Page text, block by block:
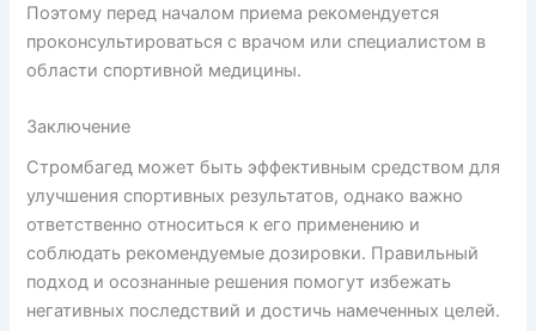
Поэтому перед началом приема рекомендуется
проконсультироваться с врачом или специалистом в
области спортивной медицины.
Заключение
Стромбагед может быть эффективным средством для
улучшения спортивных результатов, однако важно
ответственно относиться к его применению и
соблюдать рекомендуемые дозировки. Правильный
подход и осознанные решения помогут избежать
негативных последствий и достичь намеченных целей.